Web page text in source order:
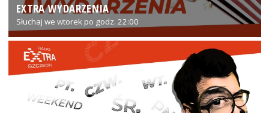
EXTRA WYDARZENIA
Słuchaj we wtorek po godz. 22:00